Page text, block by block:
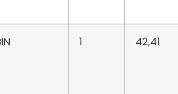
1 42,41